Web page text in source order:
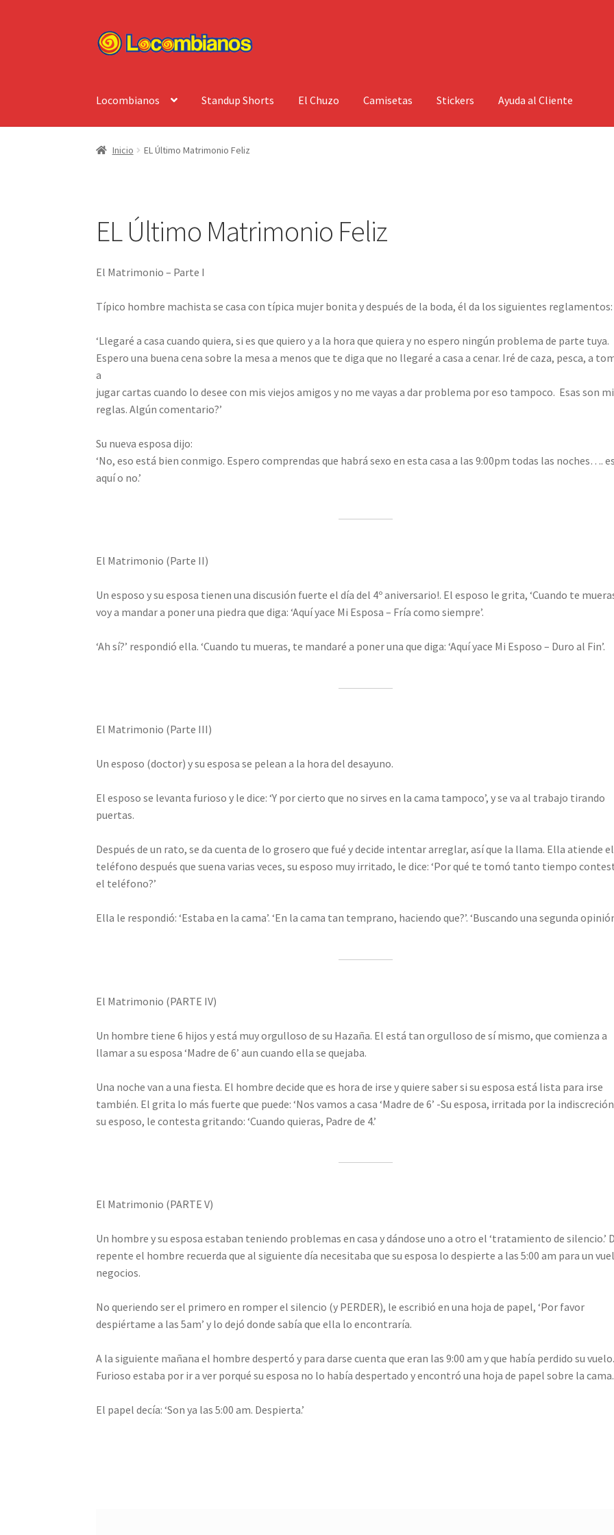
Ir
a
Ir
al
Locombianos Standup Shorts El Chuzo Camisetas Stickers Ayuda al Cliente
Inicio EL Último Matrimonio Feliz
EL Último Matrimonio Feliz
El Matrimonio – Parte I
Típico hombre machista se casa con típica mujer bonita y después de la boda, él da los siguientes reglamentos:
‘Llegaré a casa cuando quiera, si es que quiero y a la hora que quiera y no espero ningún problema de parte tuya.
Espero una buena cena sobre la mesa a menos que te diga que no llegaré a casa a cenar. Iré de caza, pesca, a
a
jugar cartas cuando lo desee con mis viejos amigos y no me vayas a dar problema por eso tampoco. Esas son
reglas. Algún comentario?’
Su nueva esposa dijo:
‘No, eso está bien conmigo. Espero comprendas que habrá sexo en esta casa a las 9:00pm todas las noches….
aquí o no.’
El Matrimonio (Parte II)
Un esposo y su esposa tienen una discusión fuerte el día del 4º aniversario!. El esposo le grita, ‘Cuando te
voy a mandar a poner una piedra que diga: ‘Aquí yace Mi Esposa – Fría como siempre’.
‘Ah sí?’ respondió ella. ‘Cuando tu mueras, te mandaré a poner una que diga: ‘Aquí yace Mi Esposo – Duro al Fin’.
El Matrimonio (Parte III)
Un esposo (doctor) y su esposa se pelean a la hora del desayuno.
El esposo se levanta furioso y le dice: ‘Y por cierto que no sirves en la cama tampoco’, y se va al trabajo tirando
puertas.
Después de un rato, se da cuenta de lo grosero que fué y decide intentar arreglar, así que la llama. Ella atiende el
teléfono después que suena varias veces, su esposo muy irritado, le dice: ‘Por qué te tomó tanto tiempo
el teléfono?’
Ella le respondió: ‘Estaba en la cama’. ‘En la cama tan temprano, haciendo que?’. ‘Buscando una segunda
El Matrimonio (PARTE IV)
Un hombre tiene 6 hijos y está muy orgulloso de su Hazaña. El está tan orgulloso de sí mismo, que comienza a
llamar a su esposa ‘Madre de 6’ aun cuando ella se quejaba.
Una noche van a una fiesta. El hombre decide que es hora de irse y quiere saber si su esposa está lista para irse
también. El grita lo más fuerte que puede: ‘Nos vamos a casa ‘Madre de 6’ -Su esposa, irritada por la
su esposo, le contesta gritando: ‘Cuando quieras, Padre de 4.’
El Matrimonio (PARTE V)
Un hombre y su esposa estaban teniendo problemas en casa y dándose uno a otro el ‘tratamiento de silencio.’
repente el hombre recuerda que al siguiente día necesitaba que su esposa lo despierte a las 5:00 am para un
negocios.
No queriendo ser el primero en romper el silencio (y PERDER), le escribió en una hoja de papel, ‘Por favor
despiértame a las 5am’ y lo dejó donde sabía que ella lo encontraría.
A la siguiente mañana el hombre despertó y para darse cuenta que eran las 9:00 am y que había perdido su
Furioso estaba por ir a ver porqué su esposa no lo había despertado y encontró una hoja de papel sobre la cama.
El papel decía: ‘Son ya las 5:00 am. Despierta.’